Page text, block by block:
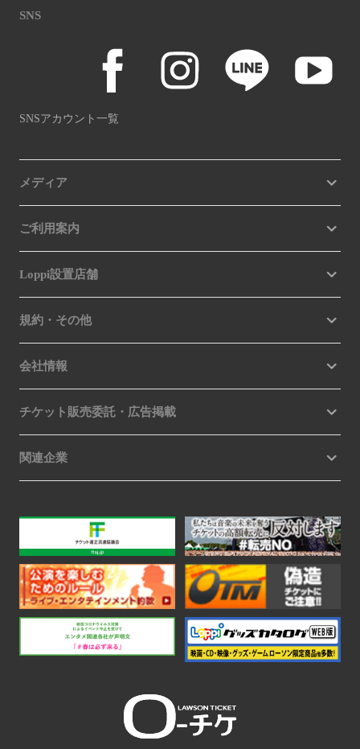
SNS
SNSアカウント一覧
メディア
ご利用案内
Loppi設置店舗
規約・その他
会社情報
チケット販売委託・広告掲載
関連企業